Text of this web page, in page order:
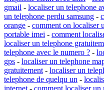
gmail - localiser un telephone
un telephone perdu samsung -
orange - comment on localiser
portable imei - comment
localiser un telephone
telephone avec le numero ? -
gps - localiser un telephone
gratuitement - localiser un
telephone de quelqu un -
internet - comment localiser un